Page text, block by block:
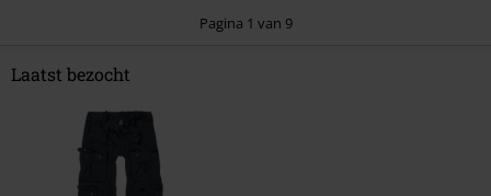
Commentaar versturen
Pagina 1 van 9
Laatst bezocht